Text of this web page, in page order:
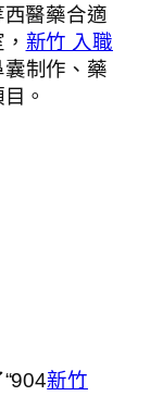
醫藥合適
新竹 入職
制作、藥
。
新竹